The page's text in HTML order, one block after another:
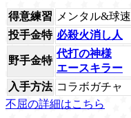
得意練習
メンタル&球速
投手金特 必殺火消し人
野手金特
代打の神様
エースキラー
入手方法 コラボガチャ
不屈の詳細はこちら